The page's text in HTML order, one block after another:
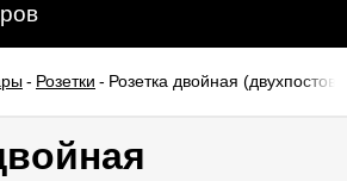
- Розетки - Розетка двойная